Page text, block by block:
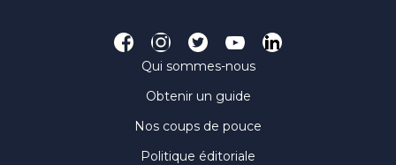
Qui sommes-nous
Obtenir un guide
Nos coups de pouce
Politique éditoriale